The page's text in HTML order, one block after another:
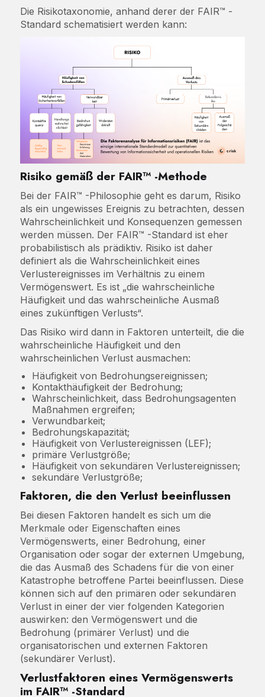
Die Risikotaxonomie, anhand derer der FAIR™ -
Standard schematisiert werden kann:
Risiko gemäß der FAIR™ -Methode
Bei der FAIR™ -Philosophie geht es darum, Risiko
als ein ungewisses Ereignis zu betrachten, dessen
Wahrscheinlichkeit und Konsequenzen gemessen
werden müssen. Der FAIR™ -Standard ist eher
probabilistisch als prädiktiv. Risiko ist daher
definiert als die Wahrscheinlichkeit eines
Verlustereignisses im Verhältnis zu einem
Vermögenswert. Es ist „die wahrscheinliche
Häufigkeit und das wahrscheinliche Ausmaß
eines zukünftigen Verlusts“.
Das Risiko wird dann in Faktoren unterteilt, die die
wahrscheinliche Häufigkeit und den
wahrscheinlichen Verlust ausmachen:
Häufigkeit von Bedrohungsereignissen;
Kontakthäufigkeit der Bedrohung;
Wahrscheinlichkeit, dass Bedrohungsagenten
Maßnahmen ergreifen;
Verwundbarkeit;
Bedrohungskapazität;
Häufigkeit von Verlustereignissen (LEF);
primäre Verlustgröße;
Häufigkeit von sekundären Verlustereignissen;
sekundäre Verlustgröße;
Faktoren, die den Verlust beeinflussen
Bei diesen Faktoren handelt es sich um die
Merkmale oder Eigenschaften eines
Vermögenswerts, einer Bedrohung, einer
Organisation oder sogar der externen Umgebung,
die das Ausmaß des Schadens für die von einer
Katastrophe betroffene Partei beeinflussen. Diese
können sich auf den primären oder sekundären
Verlust in einer der vier folgenden Kategorien
auswirken: den Vermögenswert und die
Bedrohung (primärer Verlust) und die
organisatorischen und externen Faktoren
(sekundärer Verlust).
Verlustfaktoren eines Vermögenswerts
im FAIR™ -Standard